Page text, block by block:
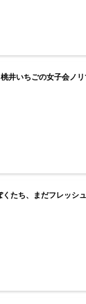
井いちごの女子会ノ
くたち、まだフレッシ